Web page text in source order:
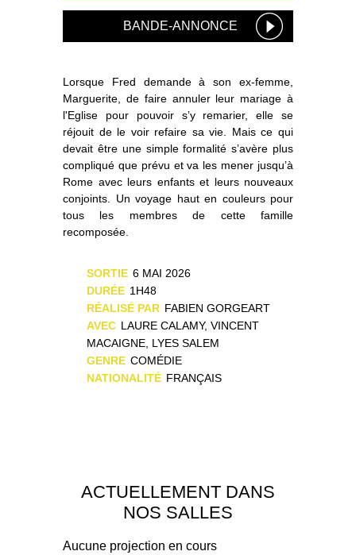
BANDE-ANNONCE
Lorsque Fred demande à son ex-femme,
Marguerite, de faire annuler leur mariage à
l'Eglise pour pouvoir s’y remarier, elle se
réjouit de le voir refaire sa vie. Mais ce qui
devait être une simple formalité s’avère plus
compliqué que prévu et va les mener jusqu’à
Rome avec leurs enfants et leurs nouveaux
conjoints. Un voyage haut en couleurs pour
tous les membres de cette famille
recomposée.
SORTIE 6 MAI 2026
DURÉE 1H48
RÉALISÉ PAR FABIEN GORGEART
AVEC LAURE CALAMY, VINCENT
MACAIGNE, LYES SALEM
GENRE COMÉDIE
NATIONALITÉ FRANÇAIS
ACTUELLEMENT DANS
NOS SALLES
Aucune projection en cours